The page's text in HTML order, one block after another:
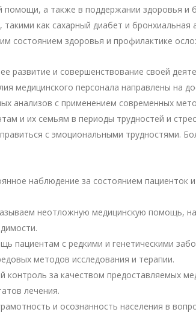
помощи, а также в поддержании здоровья
как сахарный диабет и
состоянием здоровья и профилактике
развитие и совершенствование своей
медицинского персонала направлены на
анализов с применением современных
и их семьям в периоды трудностей и
с эмоциональными трудностями.
наблюдение за состоянием пациенток
неотложную медицинскую помощь,
пациентам с редкими и генетическими
методов исследования и терапии.
за качеством предоставляемых
лечения.
и осознанность населения в